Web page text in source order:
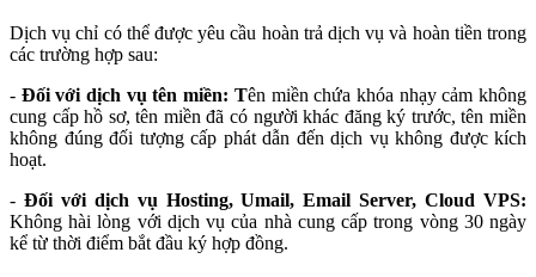
Dịch vụ chỉ có thể được yêu cầu hoàn trả dịch vụ và hoàn tiền trong
các trường hợp sau:
- Đối với dịch vụ tên miền: Tên miền chứa khóa nhạy cảm không
cung cấp hồ sơ, tên miền đã có người khác đăng ký trước, tên miền
không đúng đối tượng cấp phát dẫn đến dịch vụ không được kích
hoạt.
- Đối với dịch vụ Hosting, Umail, Email Server, Cloud VPS:
Không hài lòng với dịch vụ của nhà cung cấp trong vòng 30 ngày
kể từ thời điểm bắt đầu ký hợp đồng.